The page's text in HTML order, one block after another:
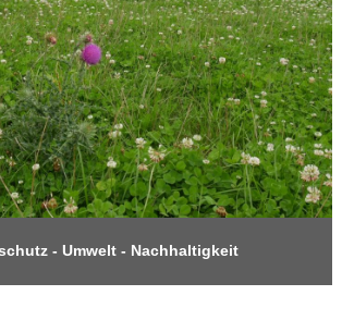
- Umwelt - Nachhaltigkeit